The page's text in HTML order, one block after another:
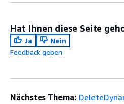
Hat Ihnen diese Seite
Ja
Nein
Feedback geben
Nächstes Thema: